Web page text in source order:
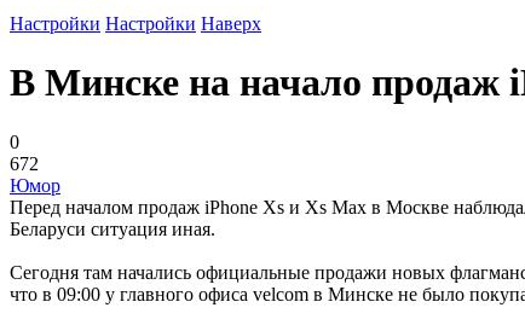
Настройки Настройки Наверх
В Минске на начало продаж
0
672
Юмор
Перед началом продаж iPhone Xs и Xs Max в Москве
Беларуси ситуация иная.
Сегодня там начались официальные продажи новых
что в 09:00 у главного офиса velcom в Минске не было